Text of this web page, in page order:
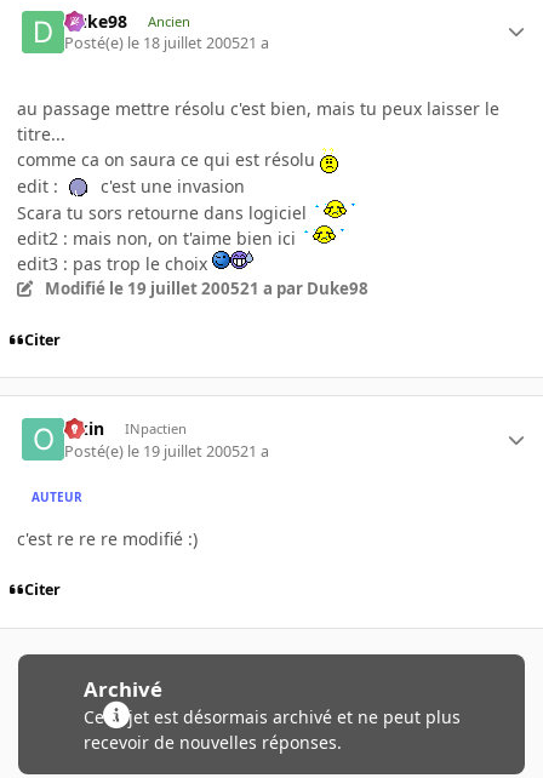
Duke98 Ancien
Posté(e) le 18 juillet 200521 a
au passage mettre résolu c'est bien, mais tu peux laisser le
titre...
comme ca on saura ce qui est résolu
edit :
c'est une invasion
Scara tu sors retourne dans logiciel
edit2 : mais non, on t'aime bien ici
edit3 : pas trop le choix
Modifié le 19 juillet 200521 a par Duke98
Citer
Okin INpactien
Posté(e) le 19 juillet 200521 a
AUTEUR
c'est re re re modifié :)
Citer
Archivé
Ce sujet est désormais archivé et ne peut plus
recevoir de nouvelles réponses.